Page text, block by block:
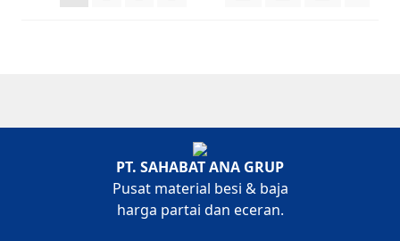
PT. SAHABAT ANA GRUP
Pusat material besi & baja
harga partai dan eceran.